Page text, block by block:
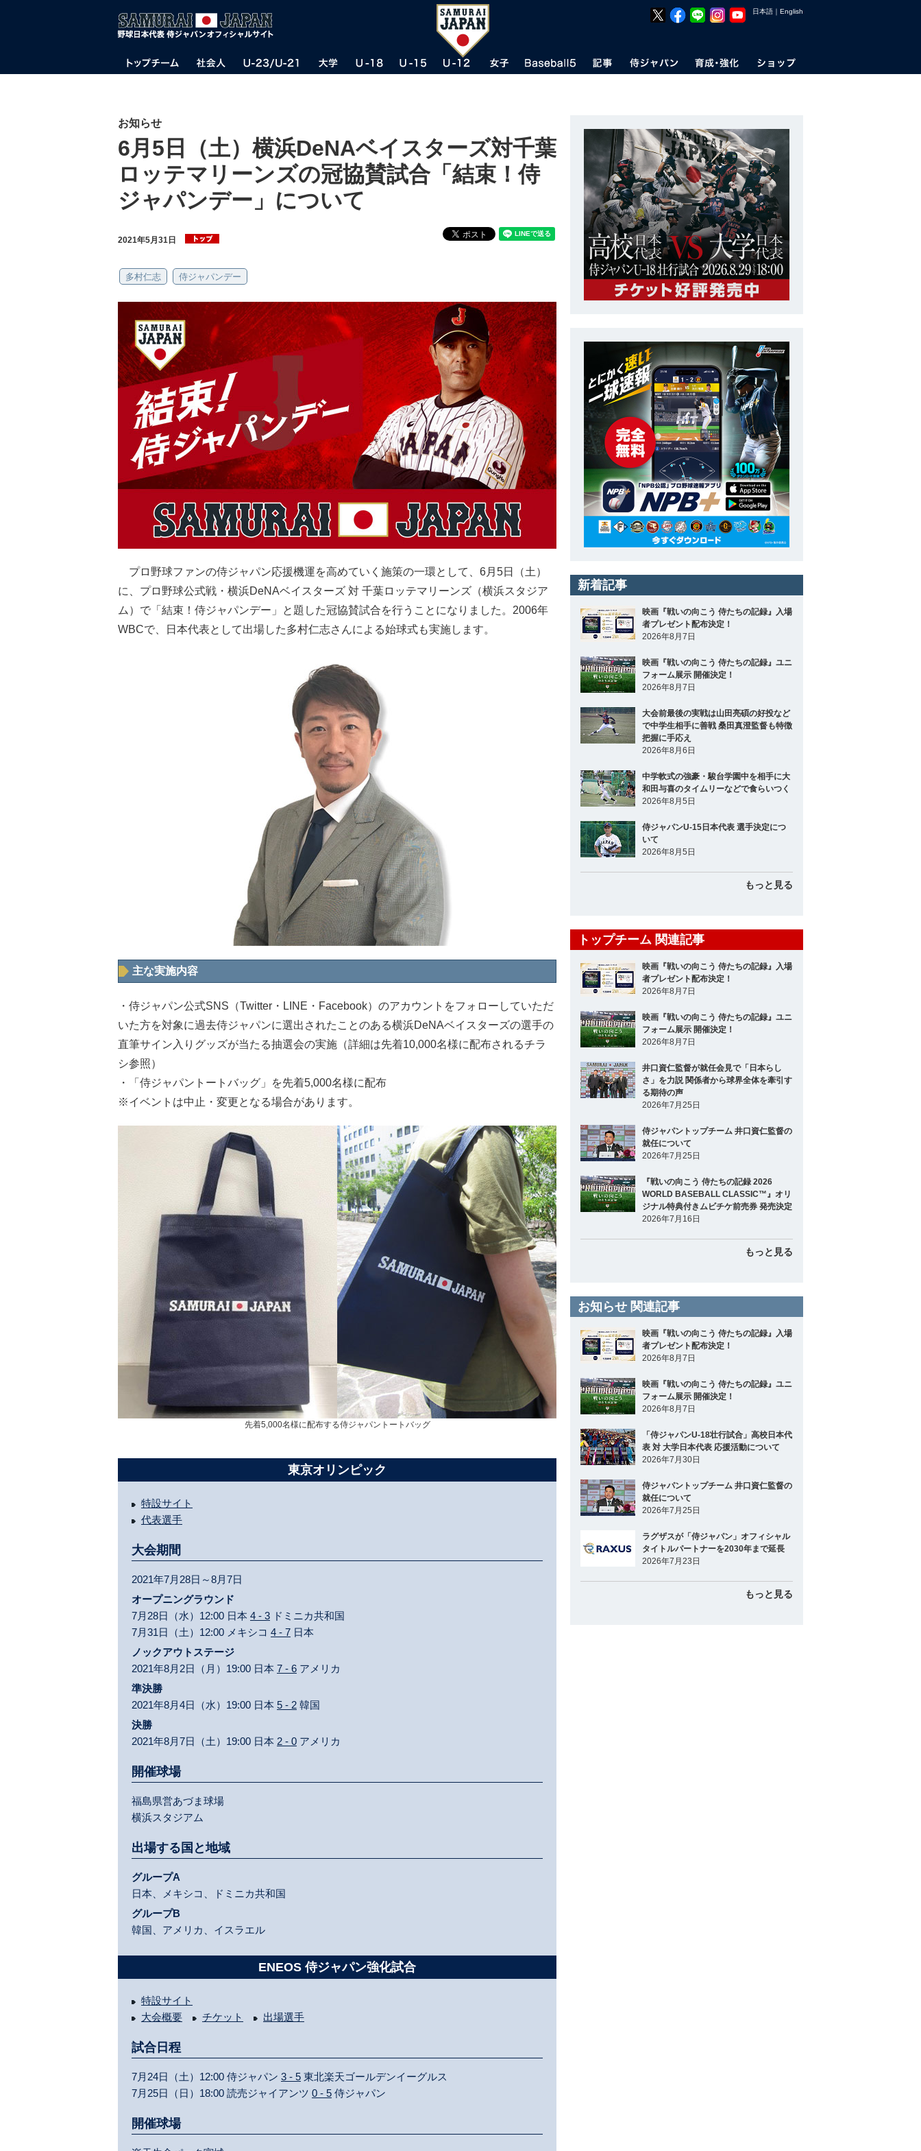
日本語 ｜ English
お知らせ
6月5日（土）横浜DeNAベイスターズ対千葉
ロッテマリーンズの冠協賛試合「結束！侍
ジャパンデー」について
2021年5月31日
多村仁志 侍ジャパンデー
プロ野球ファンの侍ジャパン応援機運を高めていく施策の一環として、6月5日（土）
に、プロ野球公式戦・横浜DeNAベイスターズ 対 千葉ロッテマリーンズ（横浜スタジア
ム）で「結束！侍ジャパンデー」と題した冠協賛試合を行うことになりました。2006年
WBCで、日本代表として出場した多村仁志さんによる始球式も実施します。
主な実施内容
・侍ジャパン公式SNS（Twitter・LINE・Facebook）のアカウントをフォローしていただ
いた方を対象に過去侍ジャパンに選出されたことのある横浜DeNAベイスターズの選手の
直筆サイン入りグッズが当たる抽選会の実施（詳細は先着10,000名様に配布されるチラ
シ参照）
・「侍ジャパントートバッグ」を先着5,000名様に配布
※イベントは中止・変更となる場合があります。
先着5,000名様に配布する侍ジャパントートバッグ
東京オリンピック
特設サイト
代表選手
大会期間
2021年7月28日～8月7日
オープニングラウンド
7月28日（水）12:00 日本 4 - 3 ドミニカ共和国
7月31日（土）12:00 メキシコ 4 - 7 日本
ノックアウトステージ
2021年8月2日（月）19:00 日本 7 - 6 アメリカ
準決勝
2021年8月4日（水）19:00 日本 5 - 2 韓国
決勝
2021年8月7日（土）19:00 日本 2 - 0 アメリカ
開催球場
福島県営あづま球場
横浜スタジアム
出場する国と地域
グループA
日本、メキシコ、ドミニカ共和国
グループB
韓国、アメリカ、イスラエル
ENEOS 侍ジャパン強化試合
特設サイト
大会概要
チケット 出場選手
試合日程
7月24日（土）12:00 侍ジャパン 3 - 5 東北楽天ゴールデンイーグルス
7月25日（日）18:00 読売ジャイアンツ 0 - 5 侍ジャパン
開催球場
新着記事
映画『戦いの向こう 侍たちの記録』入場
者プレゼント配布決定！
2026年8月7日
映画『戦いの向こう 侍たちの記録』ユニ
フォーム展示 開催決定！
2026年8月7日
大会前最後の実戦は山田亮碩の好投など
で中学生相手に善戦 桑田真澄監督も特徴
把握に手応え
2026年8月6日
中学軟式の強豪・駿台学園中を相手に大
和田与喜のタイムリーなどで食らいつく
2026年8月5日
侍ジャパンU-15日本代表 選手決定につ
いて
2026年8月5日
もっと見る
トップチーム 関連記事
映画『戦いの向こう 侍たちの記録』入場
者プレゼント配布決定！
2026年8月7日
映画『戦いの向こう 侍たちの記録』ユニ
フォーム展示 開催決定！
2026年8月7日
井口資仁監督が就任会見で「日本らし
さ」を力説 関係者から球界全体を牽引す
る期待の声
2026年7月25日
侍ジャパントップチーム 井口資仁監督の
就任について
2026年7月25日
『戦いの向こう 侍たちの記録 2026
WORLD BASEBALL CLASSIC™』オリ
ジナル特典付きムビチケ前売券 発売決定
2026年7月16日
もっと見る
お知らせ 関連記事
映画『戦いの向こう 侍たちの記録』入場
者プレゼント配布決定！
2026年8月7日
映画『戦いの向こう 侍たちの記録』ユニ
フォーム展示 開催決定！
2026年8月7日
「侍ジャパンU-18壮行試合」高校日本代
表 対 大学日本代表 応援活動について
2026年7月30日
侍ジャパントップチーム 井口資仁監督の
就任について
2026年7月25日
ラグザスが「侍ジャパン」オフィシャル
タイトルパートナーを2030年まで延長
2026年7月23日
もっと見る